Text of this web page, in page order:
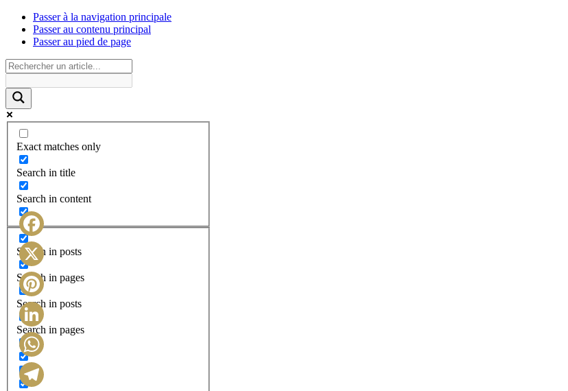
Passer à la navigation principale
Passer au contenu principal
Passer au pied de page
Exact matches only
Search in title
Search in content
Search in posts
Search in pages
Search in posts
Search in pages
Facebook
X
Pinterest
LinkedIn
WhatsApp